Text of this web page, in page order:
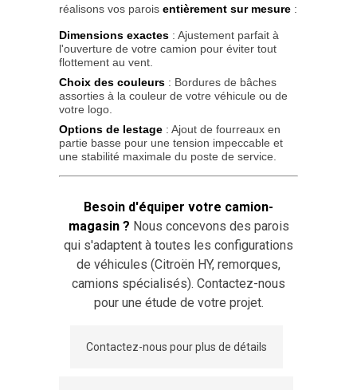
réalisons vos parois entièrement sur mesure :
Dimensions exactes : Ajustement parfait à
l'ouverture de votre camion pour éviter tout
flottement au vent.
Choix des couleurs : Bordures de bâches
assorties à la couleur de votre véhicule ou de
votre logo.
Options de lestage : Ajout de fourreaux en
partie basse pour une tension impeccable et
une stabilité maximale du poste de service.
Besoin d'équiper votre camion-
magasin ? Nous concevons des parois
qui s'adaptent à toutes les configurations
de véhicules (Citroën HY, remorques,
camions spécialisés). Contactez-nous
pour une étude de votre projet.
Contactez-nous pour plus de détails